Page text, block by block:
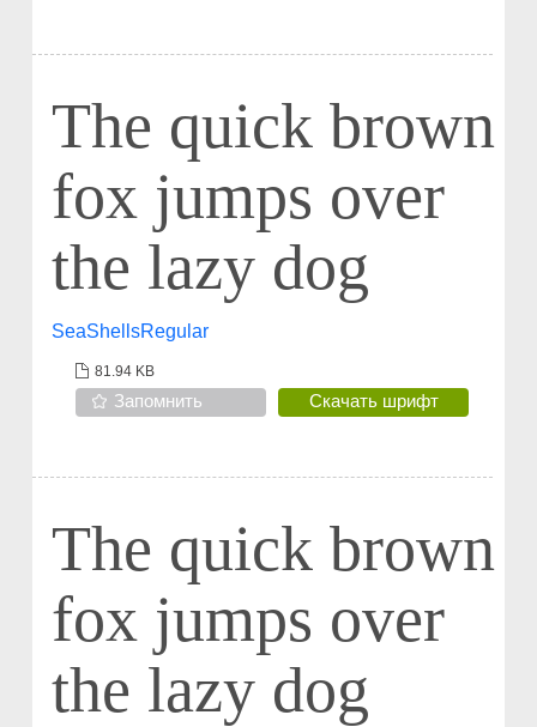
The quick brown
fox jumps over
the lazy dog
SeaShellsRegular
81.94 KB
Запомнить Скачать шрифт
The quick brown
fox jumps over
the lazy dog